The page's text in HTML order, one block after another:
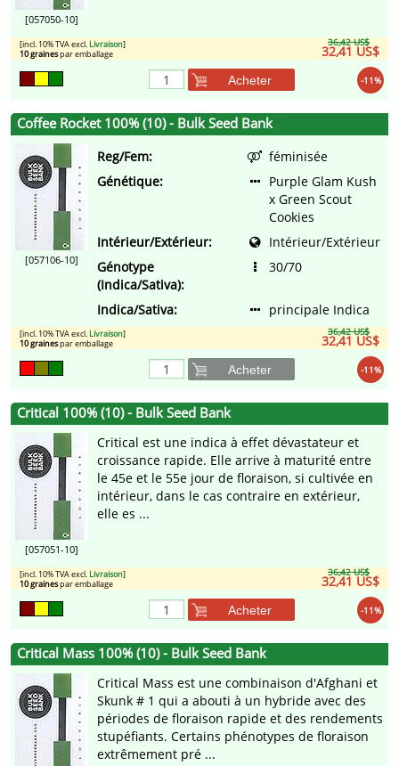
[057050-10]
36,42 US$
32,41 US$
[incl. 10% TVA excl. Livraison]
10 grainespar emballage
-11%
Acheter
Coffee Rocket 100% (10) - Bulk Seed Bank
[057106-10]
Reg/Fem:
féminisée
Génétique:
Purple Glam Kush
x Green Scout
Cookies
Intérieur/Extérieur:
Intérieur/Extérieur
Génotype
(Indica/Sativa):
30/70
Indica/Sativa: principale Indica
36,42 US$
32,41 US$
[incl. 10% TVA excl. Livraison]
10 grainespar emballage
-11%
Acheter
Critical 100% (10) - Bulk Seed Bank
[057051-10]
Critical est une indica à effet dévastateur et
croissance rapide. Elle arrive à maturité entre
le 45e et le 55e jour de floraison, si cultivée en
intérieur, dans le cas contraire en extérieur,
elle es ...
36,42 US$
32,41 US$
[incl. 10% TVA excl. Livraison]
10 grainespar emballage
-11%
Acheter
Critical Mass 100% (10) - Bulk Seed Bank
Critical Mass est une combinaison d'Afghani et
Skunk # 1 qui a abouti à un hybride avec des
périodes de floraison rapide et des rendements
stupéfiants. Certains phénotypes de floraison
extrêmement pré ...